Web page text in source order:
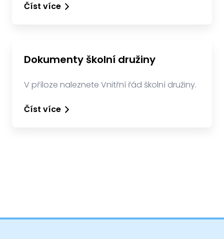
Číst více
Dokumenty školní družiny
V příloze naleznete Vnitřní řád školní družiny.
Číst více